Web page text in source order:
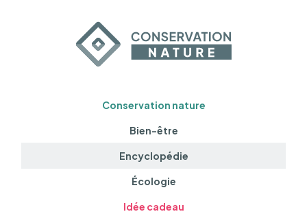
Conservation nature
Bien-être
Encyclopédie
Écologie
Idée cadeau